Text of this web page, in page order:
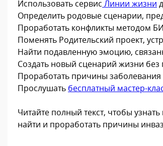
Использовать сервис Линии жизни
Определить родовые сценарии,
Проработать конфликты методом
Поменять Родительский проект,
Найти подавленную эмоцию,
Создать новый сценарий жизни без
Проработать причины заболевания
Прослушать бесплатный мастер-
Читайте полный текст, чтобы
найти и проработать причины